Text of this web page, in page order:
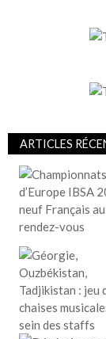
ARTICLES